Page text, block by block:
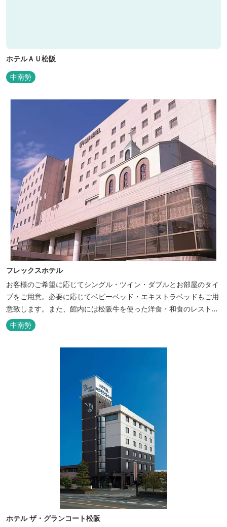
ホテルＡＵ松阪
中南勢
フレックスホテル
お客様のご希望に応じてシングル・ツイン・ダブルとお部屋のタイ
プをご用意。必要に応じてベビーベッド・エキストラベッドもご用
意致します。また、館内には松阪牛を使った洋食・和食のレストラ
ンと喫茶があります。伊勢神宮参拝や、伊勢志摩、東紀州への観光
の拠点にご利用ください。
中南勢
ホテル ザ・グランコート松阪